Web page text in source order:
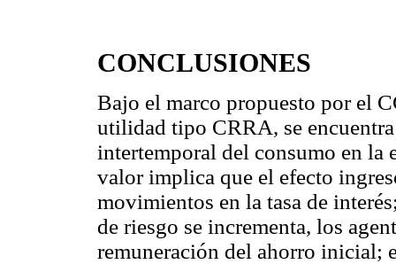
CONCLUSIONES
Bajo el marco propuesto por el
utilidad tipo CRRA, se
intertemporal del consumo en la
valor implica que el efecto
movimientos en la tasa de
de riesgo se incrementa, los
remuneración del ahorro inicial;